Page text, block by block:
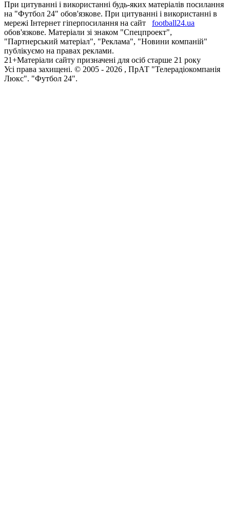
При цитуванні і використанні будь-яких матеріалів посилання
на "Футбол 24" обов'язкове. При цитуванні і використанні в
мережі Інтернет гіперпосилання на сайт
football24.ua
обов'язкове. Матеріали зі знаком "Спецпроект",
"Партнерський матеріал", "Реклама", "Новини компаній"
публікуємо на правах реклами.
21+Матеріали сайту призначені для осіб старше 21 року
Усi права захищенi. © 2005 - 2026 , ПрАТ "Телерадіокомпанія
Люкс". "Футбол 24".